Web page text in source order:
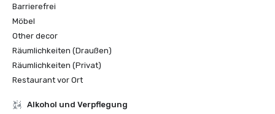
Barrierefrei
Möbel
Other decor
Räumlichkeiten (Draußen)
Räumlichkeiten (Privat)
Restaurant vor Ort
‪Alkohol‬ und Verpflegung